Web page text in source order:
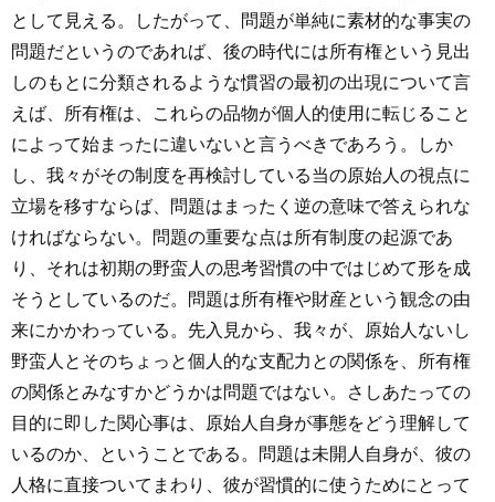
として見える。したがって、問題が単純に素材的な事実の
問題だというのであれば、後の時代には所有権という見出
しのもとに分類されるような慣習の最初の出現について言
えば、所有権は、これらの品物が個人的使用に転じること
によって始まったに違いないと言うべきであろう。しか
し、我々がその制度を再検討している当の原始人の視点に
立場を移すならば、問題はまったく逆の意味で答えられな
ければならない。問題の重要な点は所有制度の起源であ
り、それは初期の野蛮人の思考習慣の中ではじめて形を成
そうとしているのだ。問題は所有権や財産という観念の由
来にかかわっている。先入見から、我々が、原始人ないし
野蛮人とそのちょっと個人的な支配力との関係を、所有権
の関係とみなすかどうかは問題ではない。さしあたっての
目的に即した関心事は、原始人自身が事態をどう理解して
いるのか、ということである。問題は未開人自身が、彼の
人格に直接ついてまわり、彼が習慣的に使うためにとって